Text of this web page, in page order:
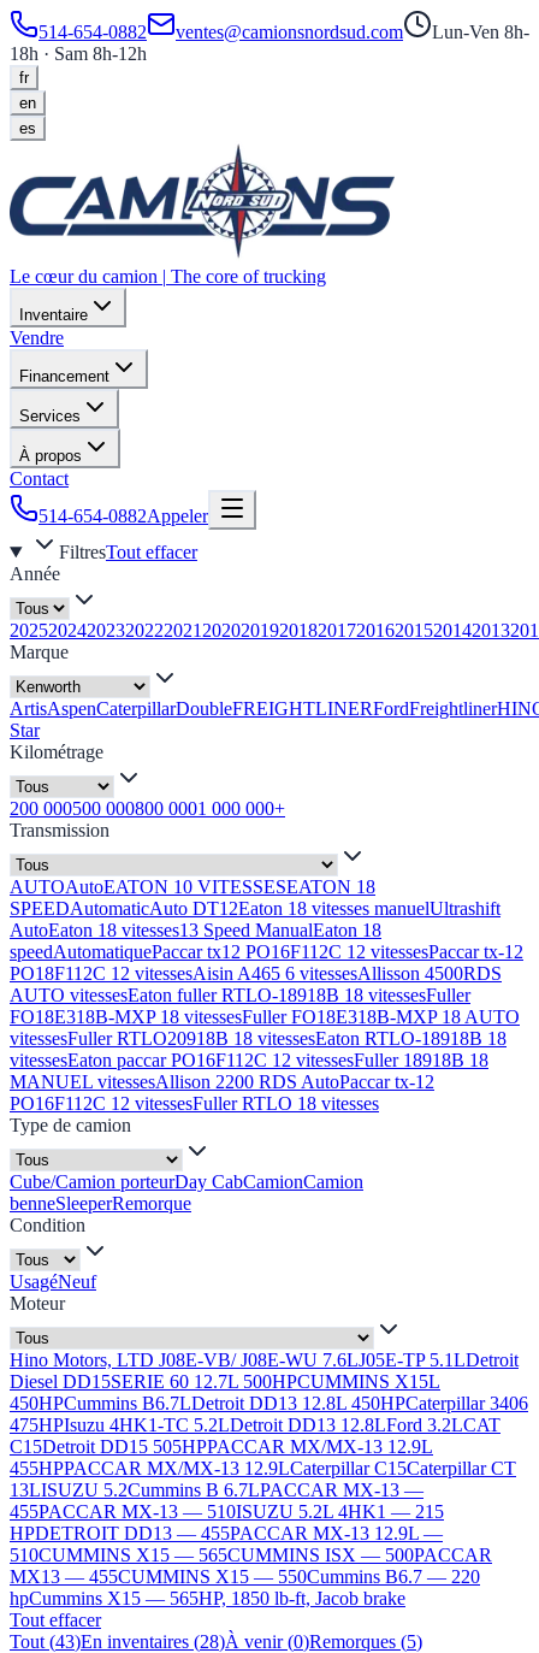
514-654-0882 ventes@camionsnordsud.com
Lun-Ven 8h-
18h · Sam 8h-12h
fr
en
es
Le cœur du camion | The core of trucking
Inventaire
Vendre
Financement
Services
À propos
Contact
514-654-0882Appeler
FiltresTout effacer
Année
20252024202320222021 20202019201820172016201520142013
Marque
ArtisAspenCaterpillarDoubleFREIGHTLINERFordFreightliner
Star
Kilométrage
200 000500 000800 0001 000 000+
Transmission
AUTOAutoEATON 10 VITESSESEATON 18
SPEEDAutomaticAuto DT12Eaton 18 vitesses manuelUltrashift
AutoEaton 18 vitesses13 Speed ManualEaton 18
speedAutomatiquePaccar tx12 PO16F112C 12 vitessesPaccar tx-12
PO18F112C 12 vitessesAisin A465 6 vitessesAllisson 4500RDS
AUTO vitessesEaton fuller RTLO-18918B 18 vitessesFuller
FO18E318B-MXP 18 vitessesFuller FO18E318B-MXP 18 AUTO
vitessesFuller RTLO20918B 18 vitessesEaton RTLO-18918B 18
vitessesEaton paccar PO16F112C 12 vitessesFuller 18918B 18
MANUEL vitessesAllison 2200 RDS AutoPaccar tx-12
PO16F112C 12 vitessesFuller RTLO 18 vitesses
Type de camion
Cube/Camion porteurDay CabCamionCamion
benneSleeperRemorque
Condition
UsagéNeuf
Moteur
Hino Motors, LTD J08E-VB/ J08E-WU 7.6LJ05E-TP 5.1LDetroit
Diesel DD15SERIE 60 12.7L 500HPCUMMINS X15L
450HPCummins B6.7LDetroit DD13 12.8L 450HPCaterpillar 3406
475HPIsuzu 4HK1-TC 5.2LDetroit DD13 12.8LFord 3.2LCAT
C15Detroit DD15 505HPPACCAR MX/MX-13 12.9L
455HPPACCAR MX/MX-13 12.9LCaterpillar C15Caterpillar CT
13LISUZU 5.2Cummins B 6.7LPACCAR MX-13 —
455PACCAR MX-13 — 510ISUZU 5.2L 4HK1 — 215
HPDETROIT DD13 — 455PACCAR MX-13 12.9L —
510CUMMINS X15 — 565CUMMINS ISX — 500PACCAR
MX13 — 455CUMMINS X15 — 550Cummins B6.7 — 220
hpCummins X15 — 565HP, 1850 lb-ft, Jacob brake
Tout effacer
Tout (43)En inventaires (28)À venir (0)Remorques (5)